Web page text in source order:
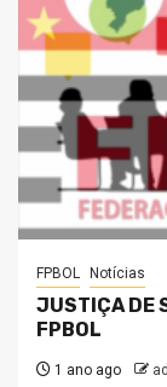
FPBOL Notícias
JUSTIÇA DE
FPBOL
1 ano ago